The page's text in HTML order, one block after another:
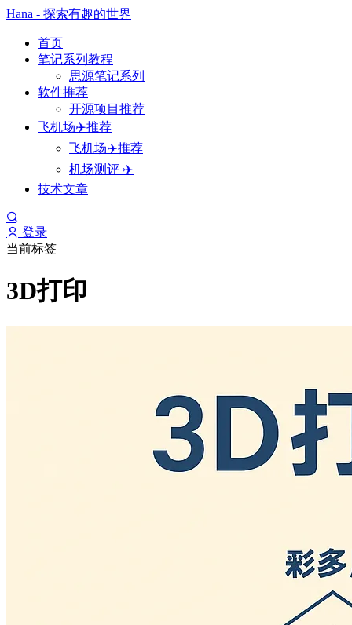
Hana - 探索有趣的世界
首页
笔记系列教程
思源笔记系列
软件推荐
开源项目推荐
飞机场✈️推荐
飞机场✈️推荐
机场测评 ✈️
技术文章
登录
当前标签
3D打印